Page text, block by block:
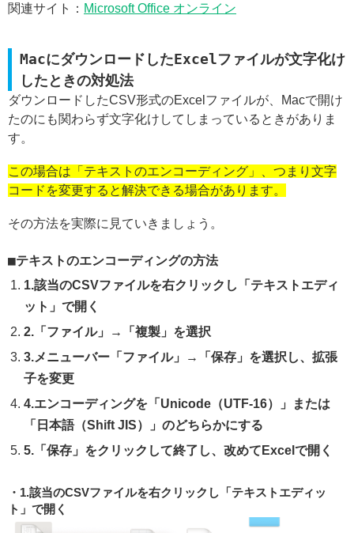
関連サイト： Microsoft Office オンライン
MacにダウンロードしたExcelファイルが文字化け
したときの対処法
ダウンロードしたCSV形式のExcelファイルが、Macで開け
たのにも関わらず文字化けしてしまっているときがありま
す。
この場合は「テキストのエンコーディング」、つまり文字
コードを変更すると解決できる場合があります。
その方法を実際に見ていきましょう。
テキストのエンコーディングの方法
1.該当のCSVファイルを右クリックし「テキストエディ
ット」で開く
2.「ファイル」→「複製」を選択
3.メニューバー「ファイル」→「保存」を選択し、拡張
子を変更
4.エンコーディングを「Unicode（UTF-16）」または
「日本語（Shift JIS）」のどちらかにする
5.「保存」をクリックして終了し、改めてExcelで開く
1.該当のCSVファイルを右クリックし「テキストエディッ
ト」で開く